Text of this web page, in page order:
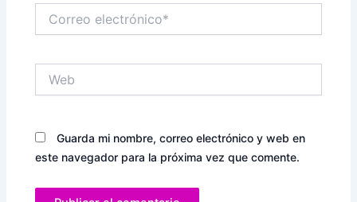
electrónico*
Guarda mi nombre, correo electrónico y web en
este navegador para la próxima vez que comente.